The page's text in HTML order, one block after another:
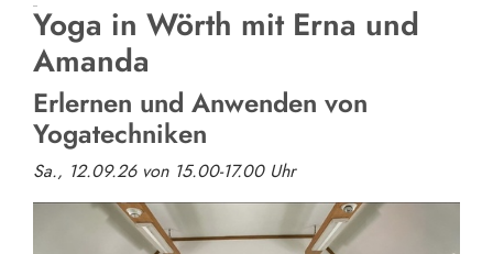
Yoga in Wörth mit Erna und
Amanda
Erlernen und Anwenden von
Yogatechniken
Sa., 12.09.26 von 15.00-17.00 Uhr